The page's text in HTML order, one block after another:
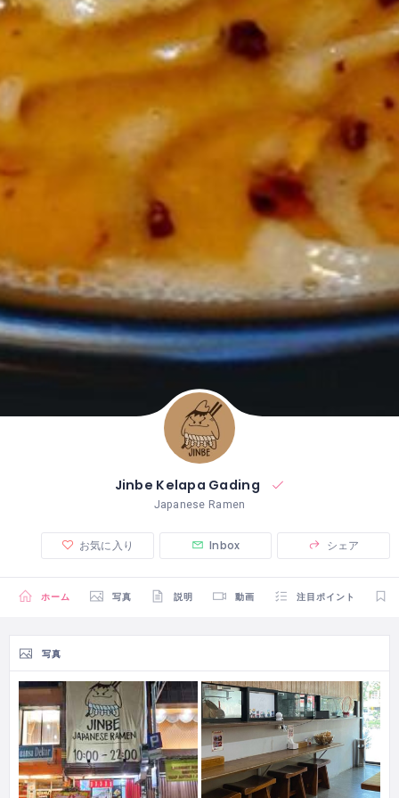
Jinbe Kelapa Gading
Japanese Ramen
お気に入り Inbox シェア
ホーム 写真 説明 動画 注目ポイント
写真